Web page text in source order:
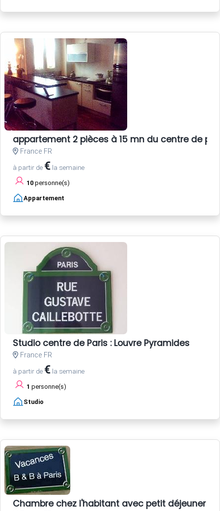
appartement 2 pièces à 15 mn du centre de
France FR
à partir de € la semaine
10 personne(s)
Appartement
Studio centre de Paris : Louvre Pyramides
France FR
à partir de € la semaine
1 personne(s)
Studio
Chambre chez l'habitant avec petit déjeuner